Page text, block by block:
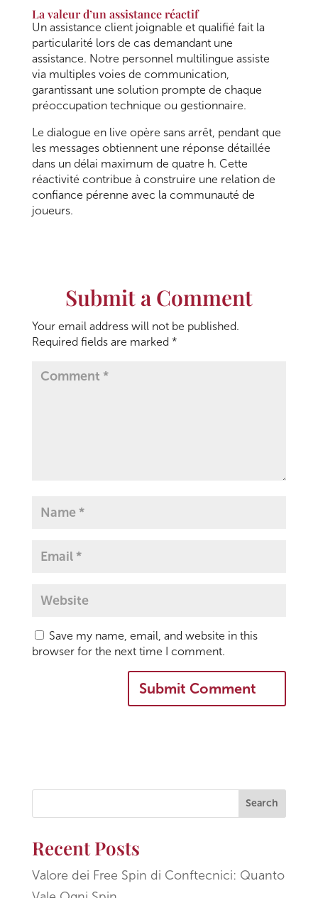
La valeur d’un assistance réactif
Un assistance client joignable et qualifié fait la
particularité lors de cas demandant une
assistance. Notre personnel multilingue assiste
via multiples voies de communication,
garantissant une solution prompte de chaque
préoccupation technique ou gestionnaire.
Le dialogue en live opère sans arrêt, pendant que
les messages obtiennent une réponse détaillée
dans un délai maximum de quatre h. Cette
réactivité contribue à construire une relation de
confiance pérenne avec la communauté de
joueurs.
Submit a Comment
Your email address will not be published.
Required fields are marked *
Save my name, email, and website in this
browser for the next time I comment.
Search
Recent Posts
Valore dei Free Spin di Conftecnici: Quanto